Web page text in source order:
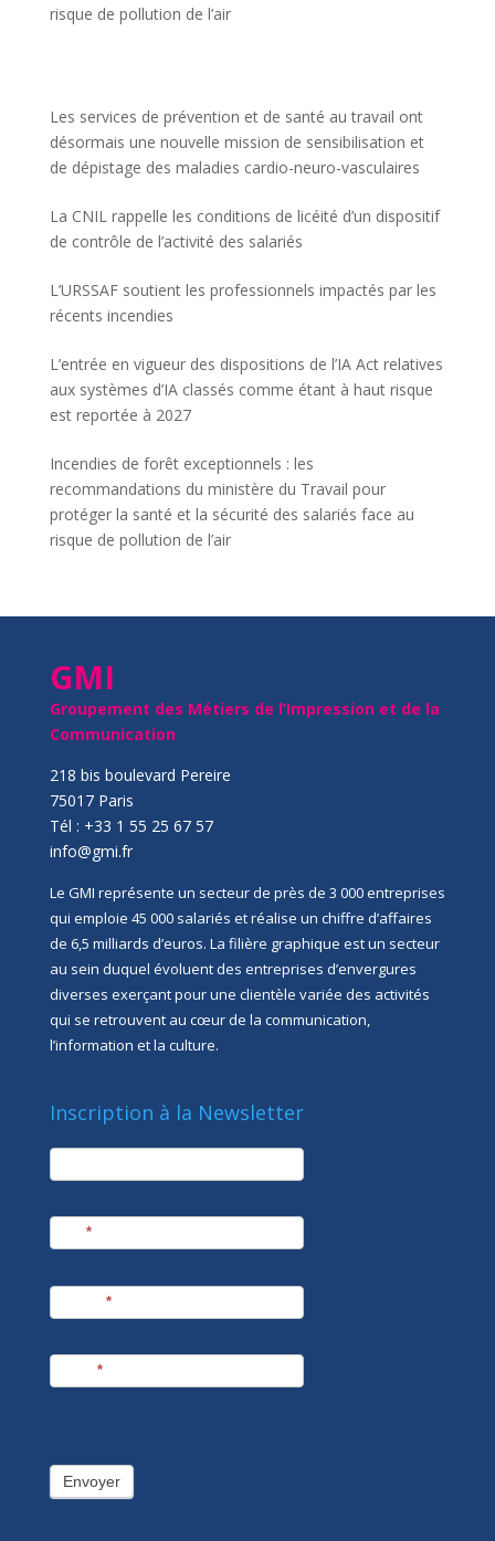
risque de pollution de l’air
Les services de prévention et de santé au travail ont
désormais une nouvelle mission de sensibilisation et
de dépistage des maladies cardio-neuro-vasculaires
La CNIL rappelle les conditions de licéité d’un dispositif
de contrôle de l’activité des salariés
L’URSSAF soutient les professionnels impactés par les
récents incendies
L’entrée en vigueur des dispositions de l’IA Act relatives
aux systèmes d’IA classés comme étant à haut risque
est reportée à 2027
Incendies de forêt exceptionnels : les
recommandations du ministère du Travail pour
protéger la santé et la sécurité des salariés face au
risque de pollution de l’air
GMI
Groupement des Métiers de l’Impression et de la
Communication
218 bis boulevard Pereire
75017 Paris
Tél : +33 1 55 25 67 57
info@gmi.fr
Le GMI représente un secteur de près de 3 000 entreprises
qui emploie 45 000 salariés et réalise un chiffre d’affaires
de 6,5 milliards d’euros. La filière graphique est un secteur
au sein duquel évoluent des entreprises d’envergures
diverses exerçant pour une clientèle variée des activités
qui se retrouvent au cœur de la communication,
l’information et la culture.
Inscription à la Newsletter
newsletter
*
*
*
Envoyer